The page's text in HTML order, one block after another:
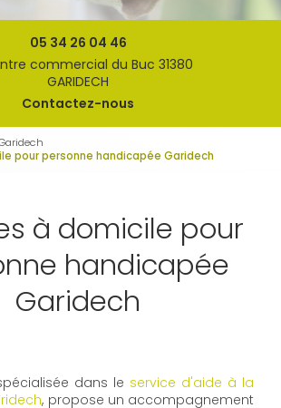
05 34 26 04 46
commercial du Buc 31380
GARIDECH
Contactez-nous
pour personne handicapée Garidech
à domicile pour
handicapée
Garidech
dans le service d'aide à la
, propose un accompagnement